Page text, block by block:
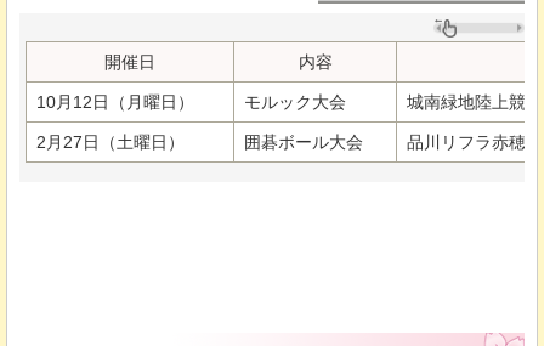
開催日 内容
10月12日（月曜日） モルック大会 城南緑地陸上競
2月27日（土曜日） 囲碁ボール大会 品川リフラ赤穂